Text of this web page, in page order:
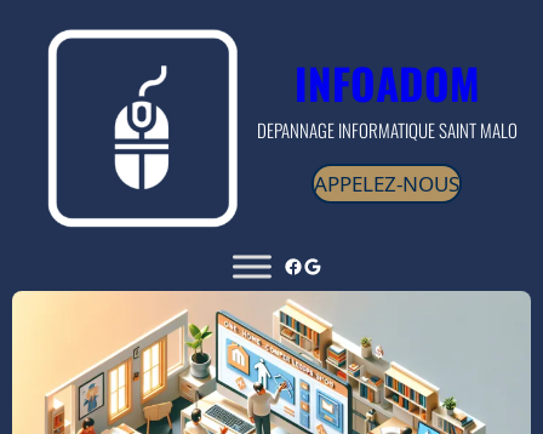
INFOADOM
DEPANNAGE INFORMATIQUE SAINT MALO
APPELEZ-NOUS